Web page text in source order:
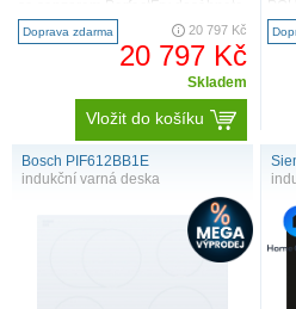
dokonalých výsledků smažení dí..
Doprava zdarma 20 797 Kč
20 797 Kč
Skladem
Vložit do košíku
V!
Bosch PIF612BB1E
indukční varná deska